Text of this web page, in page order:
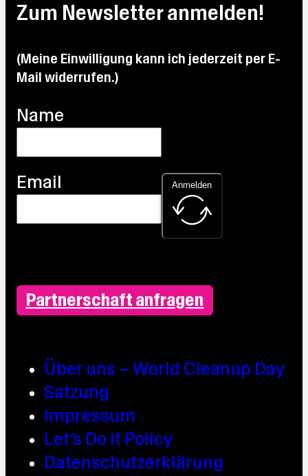
Partnerschaft anfragen
Über uns – World Cleanup Day
Satzung
Impressum
Let’s Do It Policy
Datenschutzerklärung
Zum Newsletter anmelden!
(Meine Einwilligung kann ich jederzeit per E-
Mail widerrufen.)
Name
Email Anmelden